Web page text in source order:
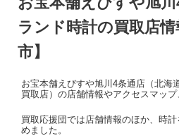
ランド時計の買取店情
市】
お宝本舗えびすや旭川4条通店（北海
買取店）の店舗情報やアクセスマップ
買取応援団では店舗情報のほか、時
めました。